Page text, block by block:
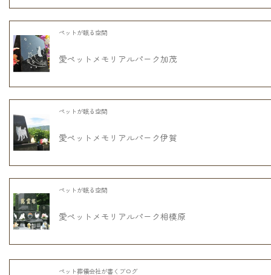
ペットが眠る空間
愛ペットメモリアルパーク加茂
ペットが眠る空間
愛ペットメモリアルパーク伊賀
ペットが眠る空間
愛ペットメモリアルパーク相模原
ペット葬儀会社が書くブログ